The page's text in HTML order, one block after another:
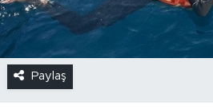
Paylaş